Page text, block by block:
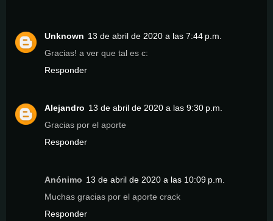
Unknown 13 de abril de 2020 a las 7:44 p.m.
Gracias! a ver que tal es c:
Responder
Alejandro 13 de abril de 2020 a las 9:30 p.m.
Gracias por el aporte
Responder
Anónimo 13 de abril de 2020 a las 10:09 p.m.
Muchas gracias por el aporte crack
Responder